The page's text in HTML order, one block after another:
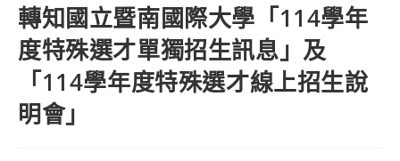
轉知國立暨南國際大學「114學年
度特殊選才單獨招生訊息」及
「114學年度特殊選才線上招生說
明會」